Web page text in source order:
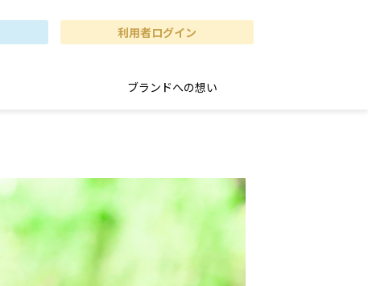
利用者ログイン
ブランドへの想い